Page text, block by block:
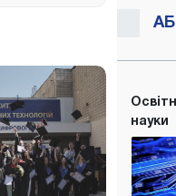
науки